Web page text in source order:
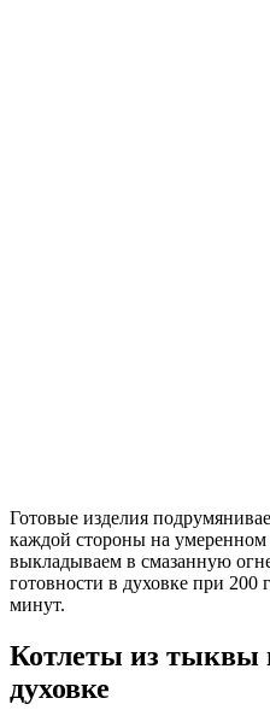
Готовые изделия
каждой стороны на
выкладываем в смазанную
готовности в духовке при 200
минут.
Котлеты из тыквы
духовке